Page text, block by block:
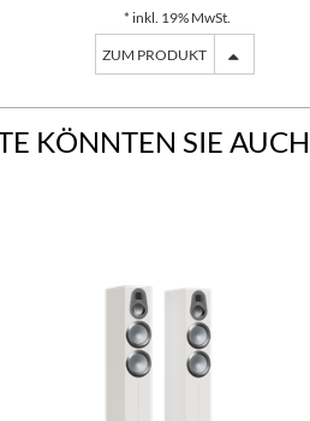
* inkl. 19% MwSt.
ZUM PRODUKT
KÖNNTEN SIE